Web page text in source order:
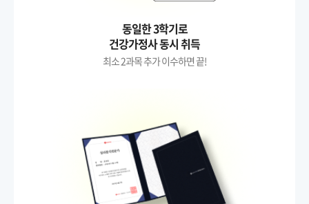
동일한 3학기로
건강가정사 동시 취득
최소 2과목 추가 이수하면 끝!